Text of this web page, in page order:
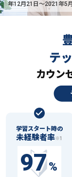
年12月21日〜2021年5
テ
カウン
学習スタート時の
未経験者率※1
97%